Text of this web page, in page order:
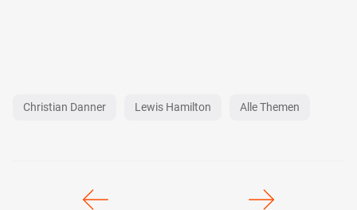
Christian Danner Lewis Hamilton Alle Themen